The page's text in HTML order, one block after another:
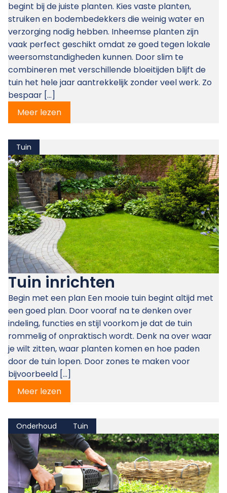
begint bij de juiste planten. Kies vaste planten,
struiken en bodembedekkers die weinig water en
verzorging nodig hebben. Inheemse planten zijn
vaak perfect geschikt omdat ze goed tegen lokale
weersomstandigheden kunnen. Door slim te
combineren met verschillende bloeitijden blijft de
tuin het hele jaar aantrekkelijk zonder veel werk. Zo
bespaar […]
Meer lezen
Tuin
Tuin inrichten
Begin met een plan Een mooie tuin begint altijd met
een goed plan. Door vooraf na te denken over
indeling, functies en stijl voorkom je dat de tuin
rommelig of onpraktisch wordt. Denk na over waar
je wilt zitten, waar planten komen en hoe paden
door de tuin lopen. Door zones te maken voor
bijvoorbeeld […]
Meer lezen
Onderhoud Tuin